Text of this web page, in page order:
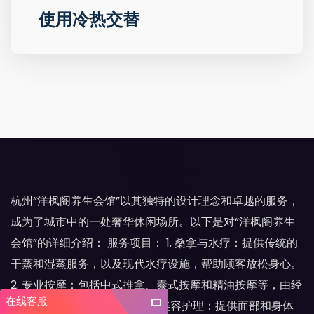
在线客服
使用冷热交替
杭州“洋枫阁养生会馆”以其独特的设计理念和卓越的服务，
成为了城市中的一处奢华休闲场所。以下是对“洋枫阁养生
会馆”的详细介绍： 服务项目： 1. 桑拿与水疗：提供传统的
干蒸和湿蒸服务，以及现代水疗设施，帮助顾客放松身心。
2. 专业按摩：包括中式推拿、泰式按摩和精油按摩等，由经
验丰富的按摩师提供服务。 3. 美容护理：提供面部和身体